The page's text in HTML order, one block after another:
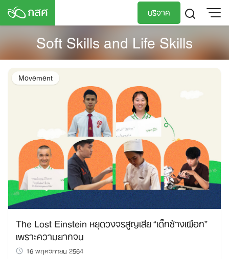
Skip
บริจาค
TH
EN
Soft Skills and Life Skills
Movement
The Lost Einstein หยุดวงจรสูญเสีย “เด็กช้างเผือก”
เพราะความยากจน
16 พฤศจิกายน 2564